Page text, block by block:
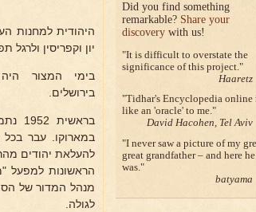
היהודית למחנות
יון וקפריסין ולרגל
בימי המצור
בירושלים.
במארוקו. עבר
להעלאת יהודים
מנהל המדור של
לגולה.
Did you find something
remarkable? Share your
discovery with us!
It is difficult to overstate the
significance of this project.
Haaretz
Tidhar's Encyclopedia online
like an 'oracle' to me.
David Hacohen, Tel Aviv
I never saw a picture of my
great grandfather – and here he
was.
batyama